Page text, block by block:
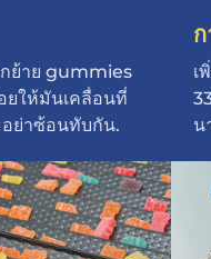
ย้าย gummies
ยให้มันเคลื่อนที่
ย่าซ้อนทับกัน.
เ
น